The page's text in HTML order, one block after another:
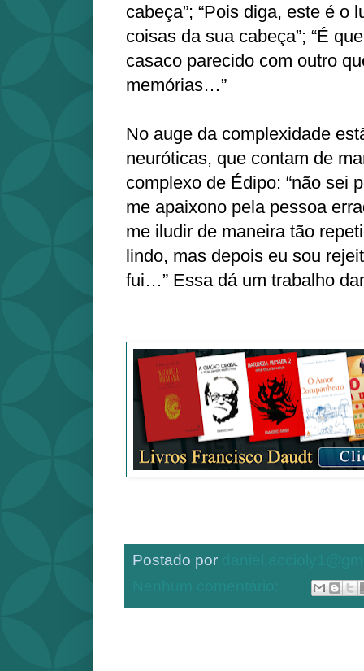
cabeça”; “Pois diga, este é o
coisas da sua cabeça”; “É
casaco parecido com outro
memórias…”
No auge da complexidade
neuróticas, que contam de
complexo de Édipo: “não sei
me apaixono pela pessoa
me iludir de maneira tão
lindo, mas depois eu sou
fui…” Essa dá um trabalho
Postado por